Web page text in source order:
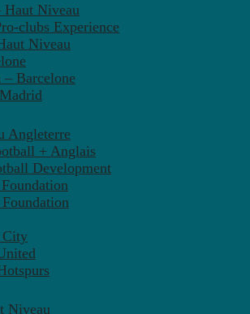
Haut Niveau
clubs Experience
Niveau
– Barcelone
Angleterre
+ Anglais
Development
City
Niveau